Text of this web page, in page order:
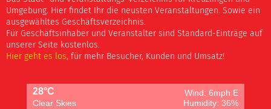
Umgebung. Hier findet Ihr die neusten Veranstaltungen. Sowie ein
ausgewähltes Geschäftsverzeichnis.
Für Geschäftsinhaber und Veranstalter sind Standard-Einträge auf
unserer Seite kostenlos.
Hier geht es los, für mehr Besucher, Kunden und Umsatz!
28°C
Wind: 6mph E
Clear Skies
Humidity: 36%